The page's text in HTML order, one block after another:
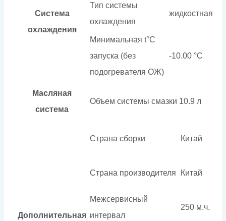
Система
охлаждения
Тип системы
охлаждения
жидкостная
Минимальная t°С
запуска (без
подогревателя ОЖ)
-10.00 °С
Масляная
система
Объем системы смазки 10.9 л
Дополнительная
Страна сборки Китай
Страна производителя Китай
Межсервисный
интервал
250 м.ч.